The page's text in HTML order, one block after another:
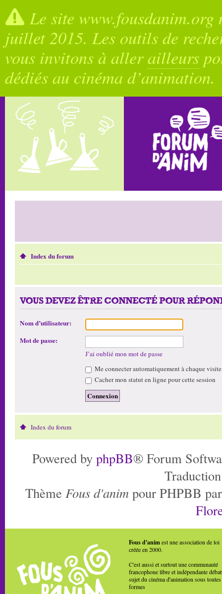
Le site
juillet 2015. Les outils de
vous invitons à allerailleurs
dédiés au cinéma d’animation.
Index du forum
VOUS DEVEZ ÊTRE CONNECTÉ POUR
Nom d’utilisateur:
Mot de passe:
J’ai oublié mon mot de passe
Me connecter automatiquement à chaque visite
Cacher mon statut en ligne pour cette session
Index du forum
Powered by phpBB® Forum
Thème Fous d'anim pour PHPBB
Fous d'animest une association de loi
créée en 2000.
C'est aussi et surtout une communauté
francophone libre et indépendante
sujet du cinéma d'animation sous toutes
formes